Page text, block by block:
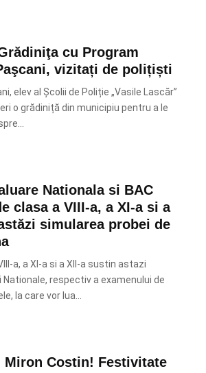
cu Program
vizitați de polițiști
elev al Școlii de Poliție „Vasile Lascăr”
o grădiniță din municipiu pentru a le
Nationala si BAC
clasa a VIII-a, a XI-a si a
simularea probei de
a, a XI-a si a XII-a sustin astazi
Nationale, respectiv a examenului de
la care vor lua...
Miron Costin! Festivitate